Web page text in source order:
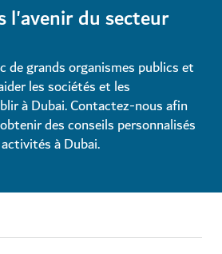
l'avenir du secteur
de grands organismes publics et
les sociétés et les
à Dubai. Contactez-nous afin
des conseils personnalisés
à Dubai.